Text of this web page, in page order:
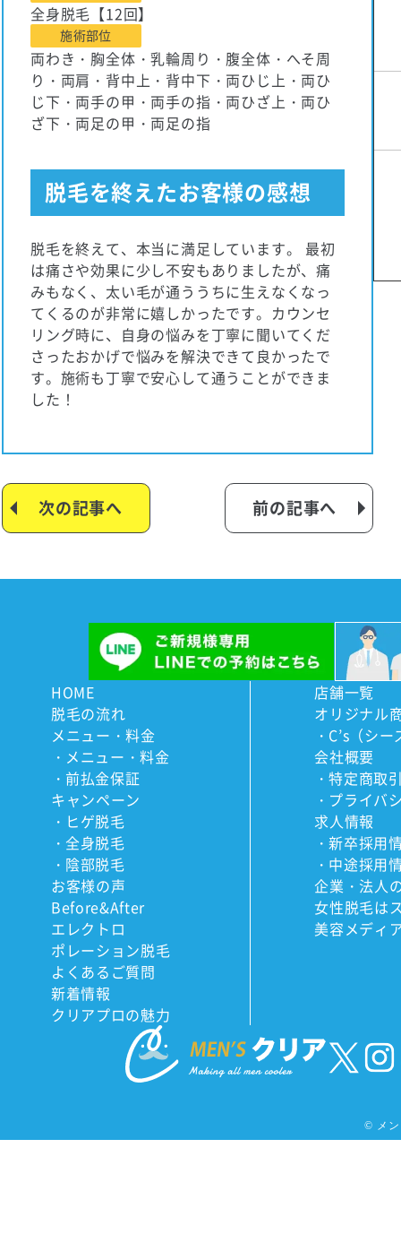
全身脱毛【12回】
施術部位
両わき・胸全体・乳輪周り・腹全体・へそ周
り・両肩・背中上・背中下・両ひじ上・両ひ
じ下・両手の甲・両手の指・両ひざ上・両ひ
ざ下・両足の甲・両足の指
脱毛を終えたお客様の感想
脱毛を終えて、本当に満足しています。 最初
は痛さや効果に少し不安もありましたが、痛
みもなく、太い毛が通ううちに生えなくなっ
てくるのが非常に嬉しかったです。カウンセ
リング時に、自身の悩みを丁寧に聞いてくだ
さったおかげで悩みを解決できて良かったで
す。施術も丁寧で安心して通うことができま
した！
次の記事へ 前の記事へ
HOME
脱毛の流れ
メニュー・料金
メニュー・料金
前払金保証
キャンペーン
ヒゲ脱毛
全身脱毛
陰部脱毛
お客様の声
Before&After
エレクトロ
ポレーション脱毛
よくあるご質問
新着情報
クリアプロの魅力
店舗一覧
オリジナル
C’s（シー
会社概要
特定商取
プライバ
求人情報
新卒採用
中途採用
企業・法人
女性脱毛は
美容メディ
© メ